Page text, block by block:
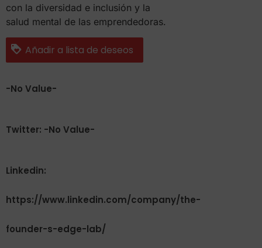
con la diversidad e inclusión y la
salud mental de las emprendedoras.
Añadir a lista de deseos
-No Value-
Twitter: -No Value-
Linkedin:
https://www.linkedin.com/company/the-
founder-s-edge-lab/